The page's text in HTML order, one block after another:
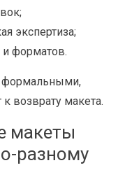
экспертиза;
форматов.
формальными,
возврату макета.
макеты
разному